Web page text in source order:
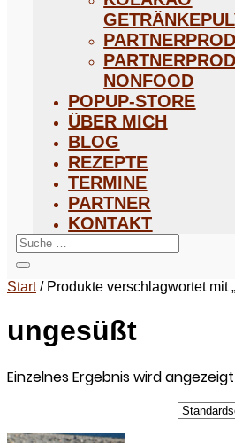
NONFOOD
POPUP-STORE
ÜBER MICH
BLOG
REZEPTE
TERMINE
PARTNER
KONTAKT
Start/ Produkte verschlagwortet mit
ungesüßt
Einzelnes Ergebnis wird angezeigt